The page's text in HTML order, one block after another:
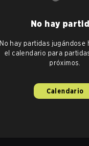
No hay
No hay partidas jugándose
el calendario para
próximos.
Calendario